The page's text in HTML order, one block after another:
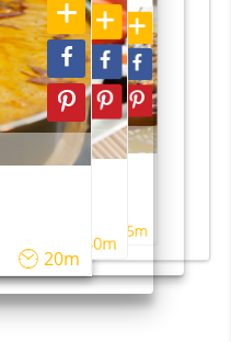
45m
20m
40m
55m